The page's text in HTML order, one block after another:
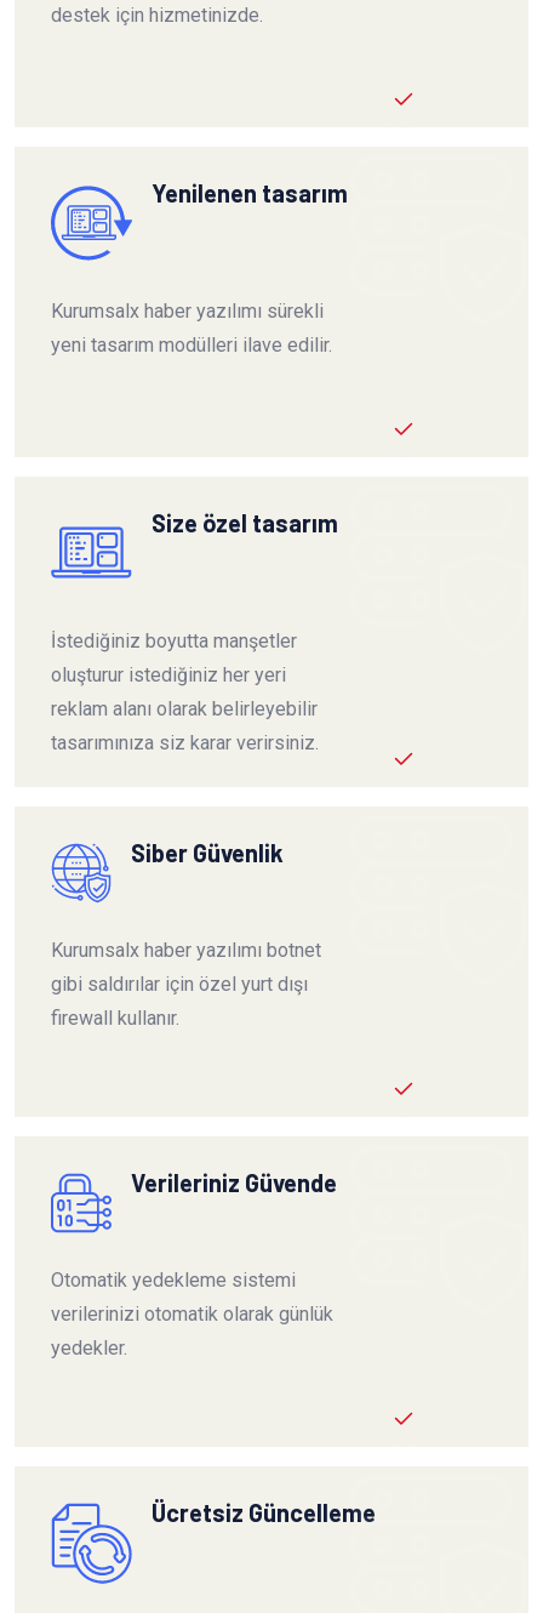
destek için hizmetinizde.
Yenilenen tasarım
Kurumsalx haber yazılımı sürekli
yeni tasarım modülleri ilave edilir.
Size özel tasarım
İstediğiniz boyutta manşetler
oluşturur istediğiniz her yeri
reklam alanı olarak belirleyebilir
tasarımınıza siz karar verirsiniz.
Siber Güvenlik
Kurumsalx haber yazılımı botnet
gibi saldırılar için özel yurt dışı
firewall kullanır.
Verileriniz Güvende
Otomatik yedekleme sistemi
verilerinizi otomatik olarak günlük
yedekler.
Ücretsiz Güncelleme